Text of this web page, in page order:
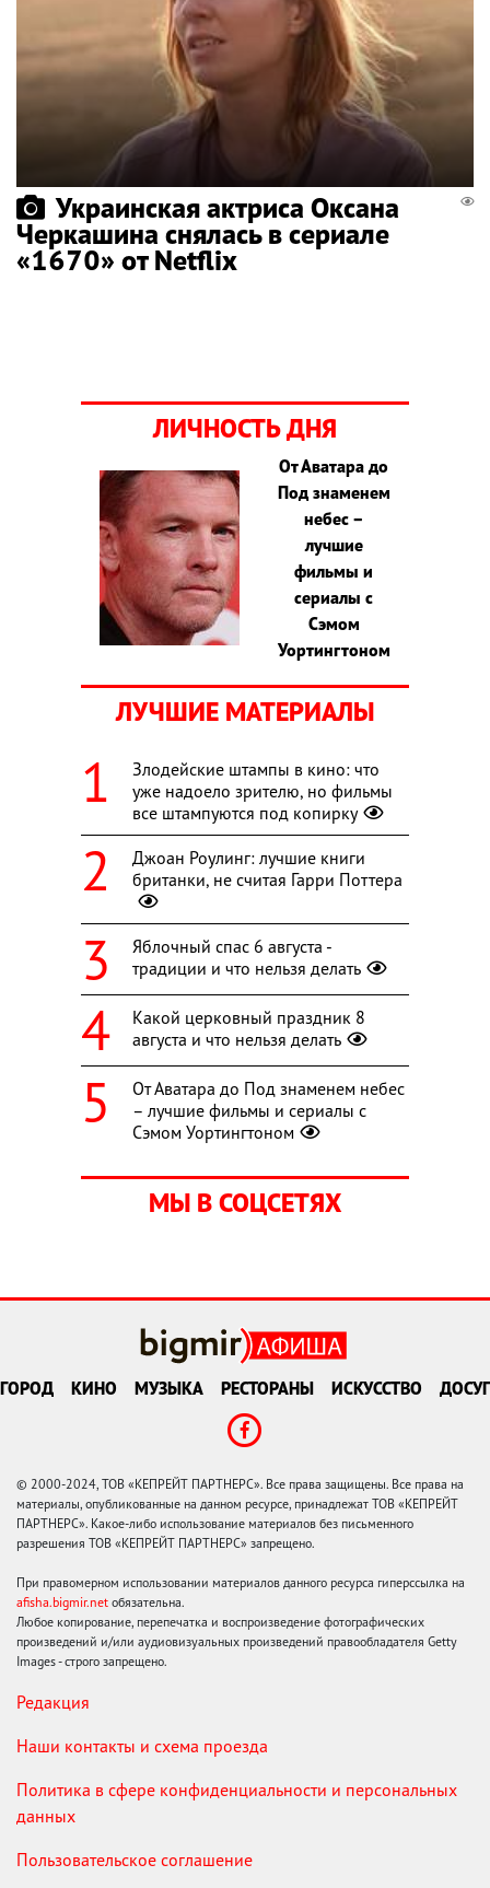
Украинская актриса Оксана
Черкашина снялась в сериале
«1670» от Netflix
ЛИЧНОСТЬ ДНЯ
От Аватара до
Под знаменем
небес –
лучшие
фильмы и
сериалы с
Сэмом
Уортингтоном
ЛУЧШИЕ МАТЕРИАЛЫ
Злодейские штампы в кино: что
уже надоело зрителю, но фильмы
все штампуются под копирку
Джоан Роулинг: лучшие книги
британки, не считая Гарри Поттера
Яблочный спас 6 августа -
традиции и что нельзя делать
Какой церковный праздник 8
августа и что нельзя делать
От Аватара до Под знаменем небес
– лучшие фильмы и сериалы с
Сэмом Уортингтоном
МЫ В СОЦСЕТЯХ
ГОРОД КИНО МУЗЫКА РЕСТОРАНЫ ИСКУССТВО ДОСУГ
© 2000-2024, ТОВ «КЕПРЕЙТ ПАРТНЕРС». Все права защищены. Все права на
материалы, опубликованные на данном ресурсе, принадлежат ТОВ «КЕПРЕЙТ
ПАРТНЕРС». Какое-либо использование материалов без письменного
разрешения ТОВ «КЕПРЕЙТ ПАРТНЕРС» запрещено.
При правомерном использовании материалов данного ресурса гиперссылка на
afisha.bigmir.net обязательна.
Любое копирование, перепечатка и воспроизведение фотографических
произведений и/или аудиовизуальных произведений правообладателя Getty
Images - строго запрещено.
Редакция
Наши контакты и схема проезда
Политика в сфере конфиденциальности и персональных
данных
Пользовательское соглашение